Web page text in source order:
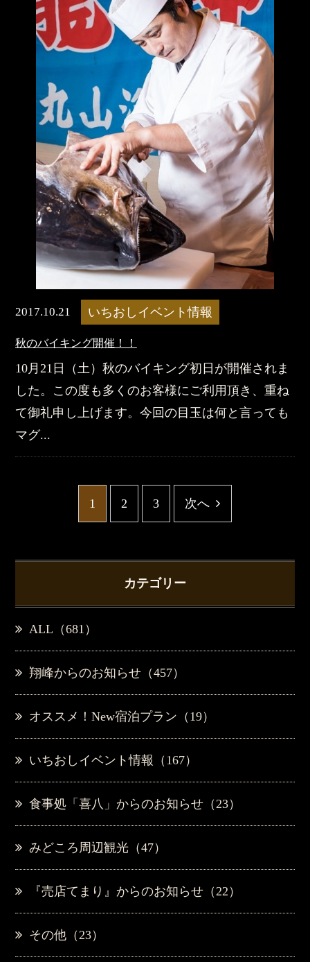
2017.10.21 いちおしイベント情報
秋のバイキング開催！！
10月21日（土）秋のバイキング初日が開催されま
した。この度も多くのお客様にご利用頂き、重ね
て御礼申し上げます。今回の目玉は何と言っても
マグ...
1 2 3 次へ
カテゴリー
ALL（681）
翔峰からのお知らせ（457）
オススメ！New宿泊プラン（19）
いちおしイベント情報（167）
食事処「喜八」からのお知らせ（23）
みどころ周辺観光（47）
『売店てまり』からのお知らせ（22）
その他（23）